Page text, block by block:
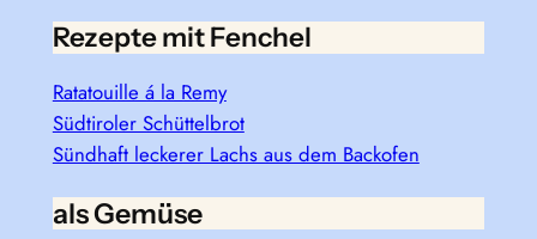
Rezepte mit Fenchel
Ratatouille á la Remy
Südtiroler Schüttelbrot
Sündhaft leckerer Lachs aus dem Backofen
als Gemüse